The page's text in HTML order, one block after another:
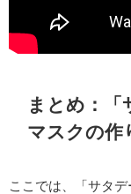
まとめ：「
マスクの作
ここでは、「サタ